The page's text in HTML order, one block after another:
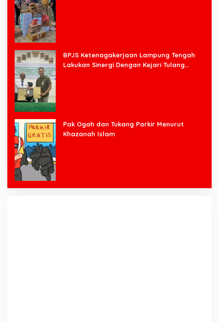
BPJS Ketenagakerjaan Lampung Tengah
Lakukan Sinergi Dengan Kejari Tulang
Pak Ogah dan Tukang Parkir Menurut
Khazanah Islam